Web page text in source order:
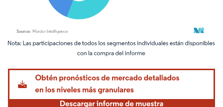
Imagen © Mordor Intelligence. El uso requiere atribución según CC BY 4.0.